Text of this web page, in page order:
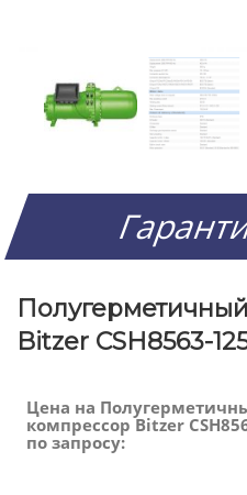
Bitzer CSH8563-
Цена на
компрессор Bitzer
по запросу: